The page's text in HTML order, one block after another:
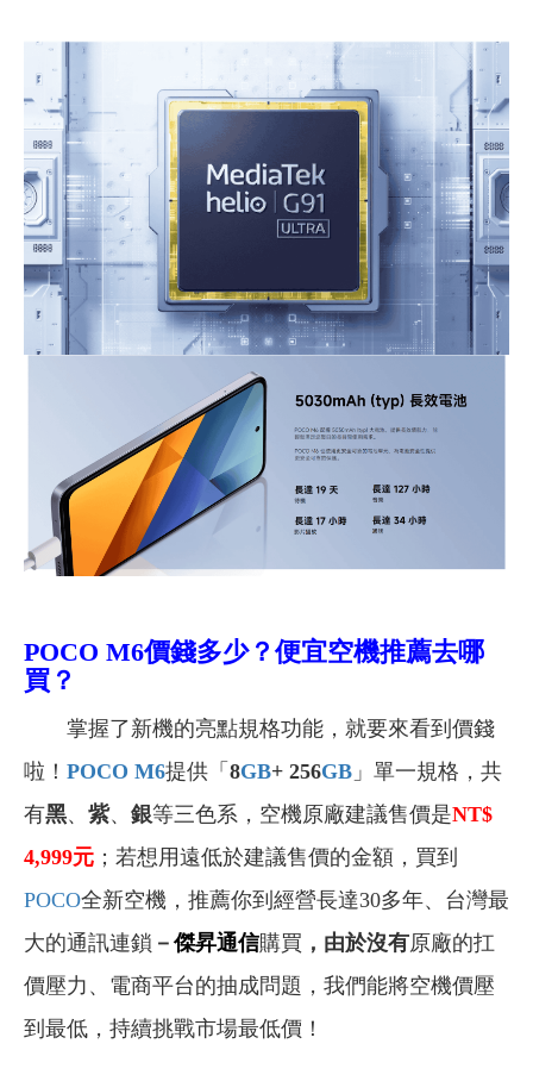
POCO M6價錢多少？便宜空機推薦去哪
買？
掌握了新機的亮點規格功能，就要來看到價錢
啦！ POCO M6提供「 8GB+ 256GB 」單一規格，共
有黑、 紫、 銀等三色系，空機原廠建議售價是NT$
4,999元 ； 若想用遠低於建議售價的金額，買到
POCO全新空機，推薦你到經營長達30多年、台灣最
大的通訊連鎖 －傑昇通信購買 ，由於沒有原廠的扛
價壓力、電商平台的抽成問題，我們能將空機價壓
到最低，持續挑戰市場最低價！